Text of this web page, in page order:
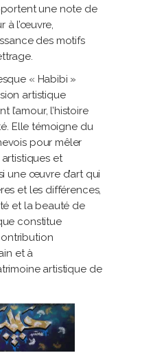
une note de
à l’œuvre,
des motifs
« Habibi »
artistique
l’amour, l’histoire
Elle témoigne du
pour mêler
et
une œuvre d’art qui
et les différences,
et la beauté de
constitue
et à
artistique de